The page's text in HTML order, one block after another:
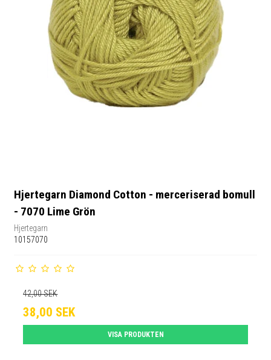
Hjertegarn Diamond Cotton - merceriserad bomull
- 7070 Lime Grön
Hjertegarn
10157070
42,00 SEK
38,00 SEK
VISA PRODUKTEN